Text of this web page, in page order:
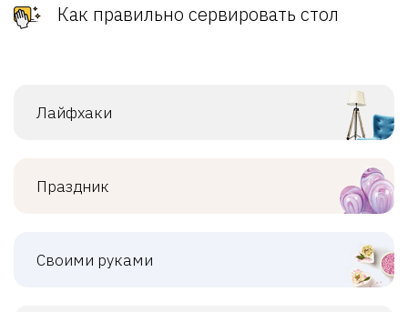
Как правильно сервировать стол
Лайфхаки
Праздник
Своими руками